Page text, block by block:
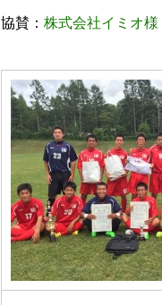
協賛： 株式会社イミオ様